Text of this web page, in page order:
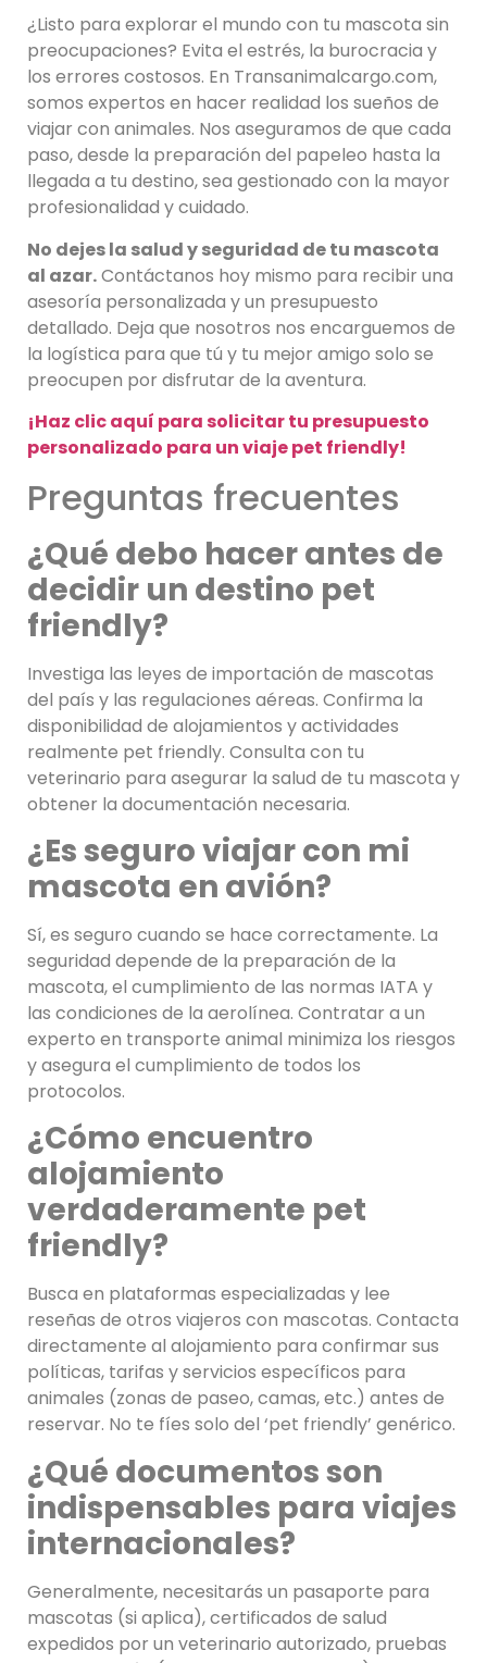
¿Listo para explorar el mundo con tu mascota sin
preocupaciones? Evita el estrés, la burocracia y
los errores costosos. En Transanimalcargo.com,
somos expertos en hacer realidad los sueños de
viajar con animales. Nos aseguramos de que cada
paso, desde la preparación del papeleo hasta la
llegada a tu destino, sea gestionado con la mayor
profesionalidad y cuidado.
No dejes la salud y seguridad de tu mascota
al azar.Contáctanos hoy mismo para recibir una
asesoría personalizada y un presupuesto
detallado. Deja que nosotros nos encarguemos de
la logística para que tú y tu mejor amigo solo se
preocupen por disfrutar de la aventura.
¡Haz clic aquí para solicitar tu presupuesto
personalizado para un viaje pet friendly!
Preguntas frecuentes
¿Qué debo hacer antes de
decidir un destino pet
friendly?
Investiga las leyes de importación de mascotas
del país y las regulaciones aéreas. Confirma la
disponibilidad de alojamientos y actividades
realmente pet friendly. Consulta con tu
veterinario para asegurar la salud de tu mascota y
obtener la documentación necesaria.
¿Es seguro viajar con mi
mascota en avión?
Sí, es seguro cuando se hace correctamente. La
seguridad depende de la preparación de la
mascota, el cumplimiento de las normas IATA y
las condiciones de la aerolínea. Contratar a un
experto en transporte animal minimiza los riesgos
y asegura el cumplimiento de todos los
protocolos.
¿Cómo encuentro
alojamiento
verdaderamente pet
friendly?
Busca en plataformas especializadas y lee
reseñas de otros viajeros con mascotas. Contacta
directamente al alojamiento para confirmar sus
políticas, tarifas y servicios específicos para
animales (zonas de paseo, camas, etc.) antes de
reservar. No te fíes solo del ‘pet friendly’ genérico.
¿Qué documentos son
indispensables para viajes
internacionales?
Generalmente, necesitarás un pasaporte para
mascotas (si aplica), certificados de salud
expedidos por un veterinario autorizado, pruebas